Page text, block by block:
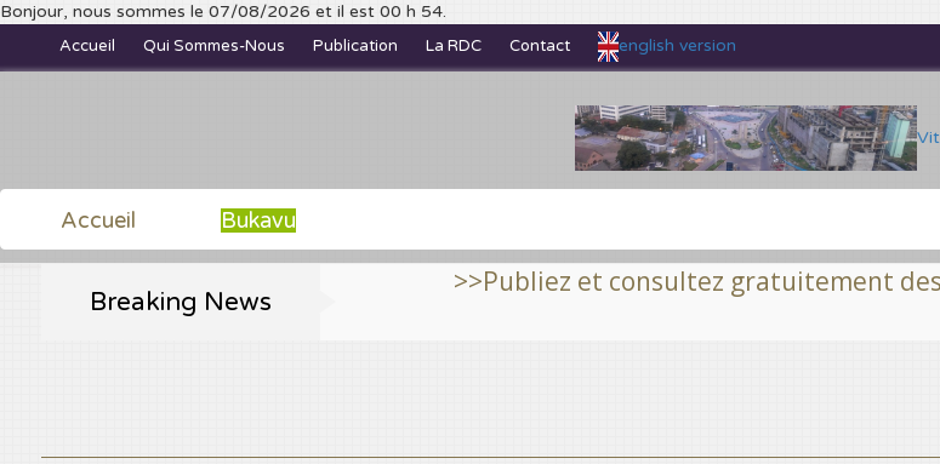
Bonjour, nous sommes le 07/08/2026 et il est 00 h 54.
Accueil Qui Sommes-Nous Publication La RDC Contact english version
Accueil Bukavu
Breaking News
>>Publiez et consultez gratuitement des travaux